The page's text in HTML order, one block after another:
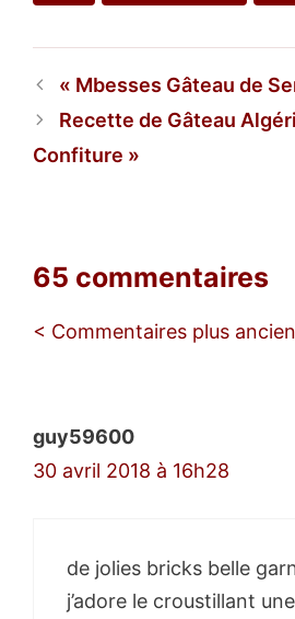
Mbesses Gâteau de
Recette de Gâteau
Confiture
65 commentaires
Navigation
< Commentaires plus
guy59600
30 avril 2018 à 16h28
de jolies bricks belle
j’adore le croustillant